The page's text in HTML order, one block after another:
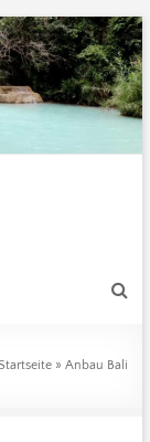
»Anbau Bali